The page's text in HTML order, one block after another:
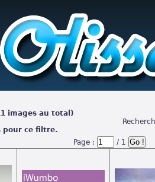
images au total)
pour ce filtre.
Page : / 1